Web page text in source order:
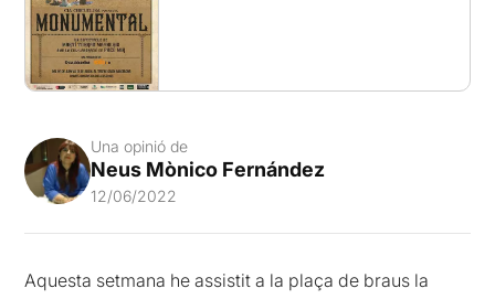
Una opinió de
Neus Mònico Fernández
12/06/2022
Aquesta setmana he assistit a la plaça de braus la